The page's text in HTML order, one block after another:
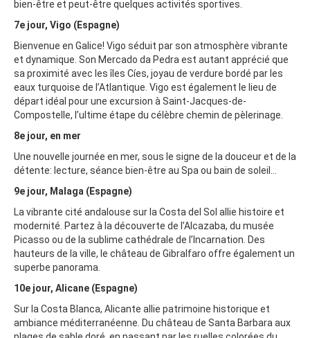
bien-être et peut-être quelques activités sportives.
7e jour, Vigo (Espagne)
Bienvenue en Galice! Vigo séduit par son atmosphère vibrante
et dynamique. Son Mercado da Pedra est autant apprécié que
sa proximité avec les îles Cíes, joyau de verdure bordé par les
eaux turquoise de l’Atlantique. Vigo est également le lieu de
départ idéal pour une excursion à Saint-Jacques-de-
Compostelle, l’ultime étape du célèbre chemin de pèlerinage.
8e jour, en mer
Une nouvelle journée en mer, sous le signe de la douceur et de la
détente: lecture, séance bien-être au Spa ou bain de soleil…
9e jour, Malaga (Espagne)
La vibrante cité andalouse sur la Costa del Sol allie histoire et
modernité. Partez à la découverte de l’Alcazaba, du musée
Picasso ou de la sublime cathédrale de l’Incarnation. Des
hauteurs de la ville, le château de Gibralfaro offre également un
superbe panorama.
10e jour, Alicane (Espagne)
Sur la Costa Blanca, Alicante allie patrimoine historique et
ambiance méditerranéenne. Du château de Santa Barbara aux